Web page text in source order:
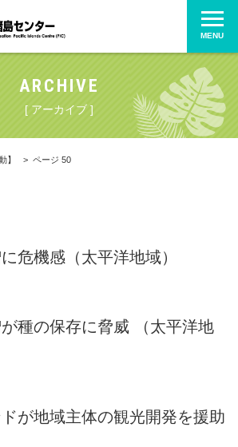
MENU
ARCHIVE
[ アーカイブ ]
】 > ページ 50
危機感（太平洋地域）
種の保存に脅威 （太平洋地
が地域主体の観光開発を援助